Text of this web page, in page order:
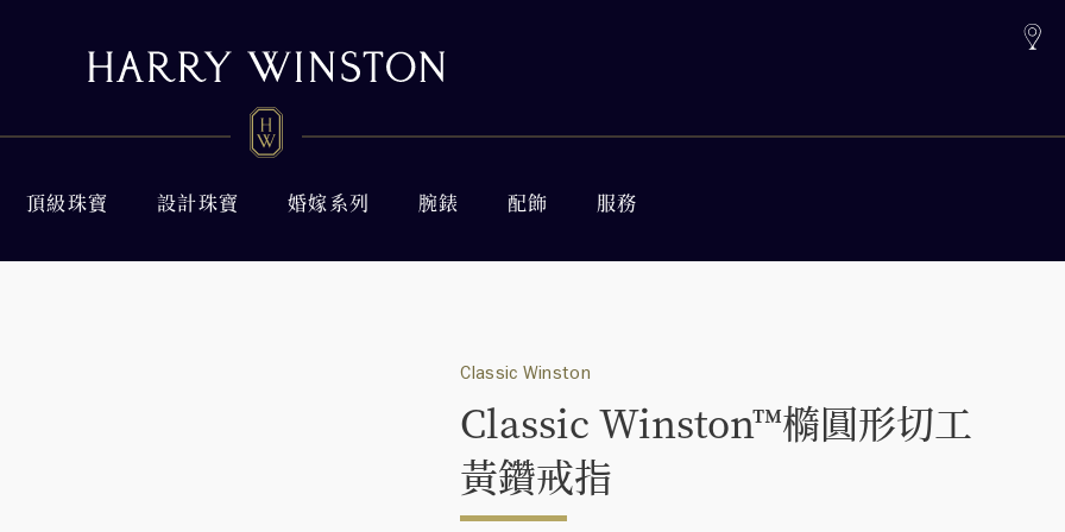
頂級珠寶 設計珠寶 婚嫁系列 腕錶 配飾 服務
Classic Winston
Classic Winston™橢圓形切工
黃鑽戒指